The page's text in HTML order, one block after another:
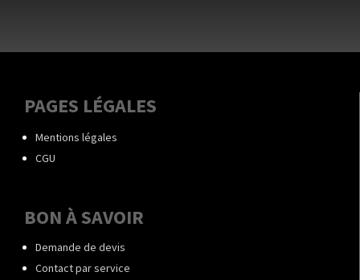
PAGES LÉGALES
Mentions légales
CGU
BON À SAVOIR
Demande de devis
Contact par service